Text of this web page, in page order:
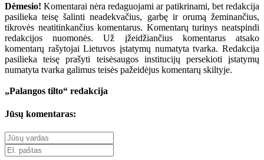
Dėmesio! Komentarai nėra redaguojami ar patikrinami, bet redakcija
pasilieka teisę šalinti neadekvačius, garbę ir orumą žeminančius,
tikrovės neatitinkančius komentarus. Komentarų turinys neatspindi
redakcijos nuomonės. Už įžeidžiančius komentarus atsako
komentarų rašytojai Lietuvos įstatymų numatyta tvarka. Redakcija
pasilieka teisę prašyti teisėsaugos institucijų persekioti įstatymų
numatyta tvarka galimus teisės pažeidėjus komentarų skiltyje.
„Palangos tilto“ redakcija
Jūsų komentaras: